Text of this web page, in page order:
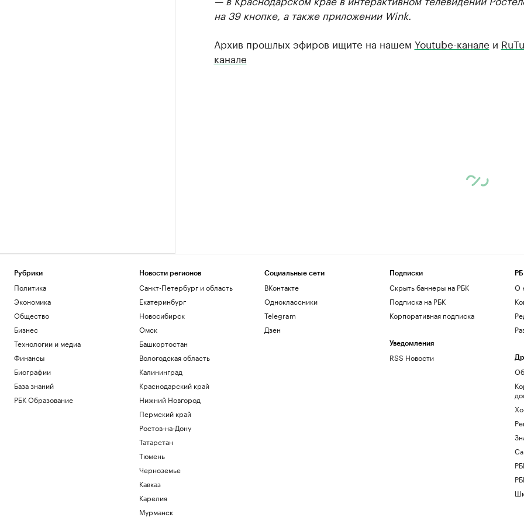
на 39 кнопке, а также приложении Wink.
Архив прошлых эфиров ищите на нашем Youtube-канале и
канале
Рубрики
Политика
Экономика
Общество
Бизнес
Технологии и медиа
Финансы
Биографии
База знаний
РБК Образование
Новости регионов
Санкт-Петербург и область
Екатеринбург
Новосибирск
Омск
Башкортостан
Вологодская область
Калининград
Краснодарский край
Нижний Новгород
Пермский край
Ростов-на-Дону
Татарстан
Тюмень
Черноземье
Кавказ
Карелия
Мурманск
Социальные сети
ВКонтакте
Одноклассники
Telegram
Дзен
Подписки
Скрыть баннеры на РБК
Подписка на РБК
Корпоративная подписка
Уведомления
RSS Новости
О